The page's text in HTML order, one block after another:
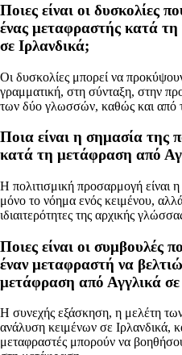
Ποιες είναι οι δυσκολίες
ένας μεταφραστής κατά
σε Ιρλανδικά;
Οι δυσκολίες μπορεί να
γραμματική, στη σύνταξη, στην
των δύο γλωσσών, καθώς και από
Ποια είναι η σημασία της
κατά τη μετάφραση από
Η πολιτισμική προσαρμογή είναι
μόνο το νόημα ενός κειμένου,
ιδιαιτερότητες της αρχικής
Ποιες είναι οι συμβουλές
έναν μεταφραστή να
μετάφραση από Αγγλικά σε
Η συνεχής εξάσκηση, η μελέτη
ανάλυση κειμένων σε Ιρλανδικά,
μεταφραστές μπορούν να